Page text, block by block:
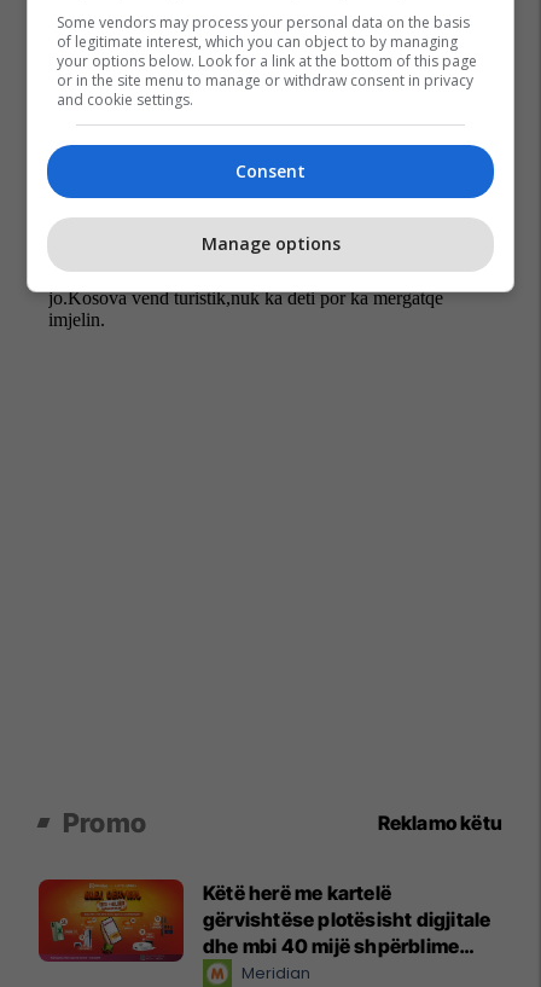
Promo Reklamo këtu
Këtë herë me kartelë
gërvishtëse plotësisht digjitale
dhe mbi 40 mijë shpërblime
instant!Meridian
Some vendors may process your personal data on the basis
of legitimate interest, which you can object to by managing
your options below. Look for a link at the bottom of this page
or in the site menu to manage or withdraw consent in privacy
and cookie settings.
Consent
Manage options